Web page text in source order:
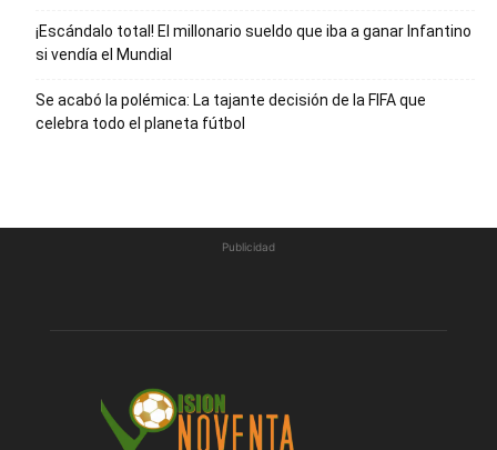
¡Escándalo total! El millonario sueldo que iba a ganar Infantino
si vendía el Mundial
Se acabó la polémica: La tajante decisión de la FIFA que
celebra todo el planeta fútbol
Publicidad